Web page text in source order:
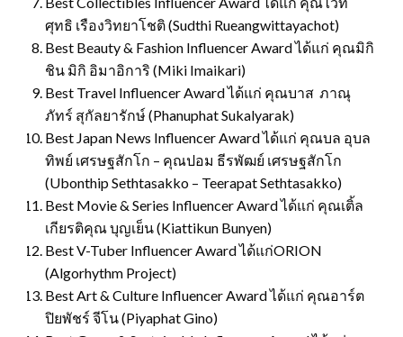
ศุทธิ เรืองวิทยาโชติ (Sudthi Rueangwittayachot)
Best Beauty & Fashion Influencer Award ได้แก่ คุณมิกิ
ชิน มิกิ อิมาอิการิ (Miki Imaikari)
Best Travel Influencer Award ได้แก่ คุณบาส ภาณุ
ภัทร์ สุกัลยารักษ์ (Phanuphat Sukalyarak)
Best Japan News Influencer Award ได้แก่ คุณบล อุบล
ทิพย์ เศรษฐสักโก – คุณปอม ธีรพัฒย์ เศรษฐสักโก
(Ubonthip Sethtasakko – Teerapat Sethtasakko)
Best Movie & Series Influencer Award ได้แก่ คุณเติ้ล
เกียรติคุณ บุญเย็น (Kiattikun Bunyen)
Best V-Tuber Influencer Award ได้แก่ORION
(Algorhythm Project)
Best Art & Culture Influencer Award ได้แก่ คุณอาร์ต
ปิยพัชร์ จีโน (Piyaphat Gino)